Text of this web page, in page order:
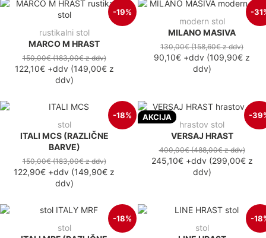
-19%
rustikalni stol
MARCO M HRAST
150,00€(183,00€z ddv)
122,10€+ddv(149,00€z
ddv)
-
modern stol
MILANO MASIVA
130,00€(158,60€z ddv)
90,10€ +ddv (109,90€ z
ddv)
-18%
stol
ITALI MCS (RAZLIČNE
BARVE)
150,00€(183,00€z ddv)
122,90€ +ddv (149,90€ z
ddv)
AKCIJA -
hrastov stol
VERSAJ HRAST
400,00€(488,00€z ddv)
245,10€+ddv(299,00€z
ddv)
-18%
stol
-
stol